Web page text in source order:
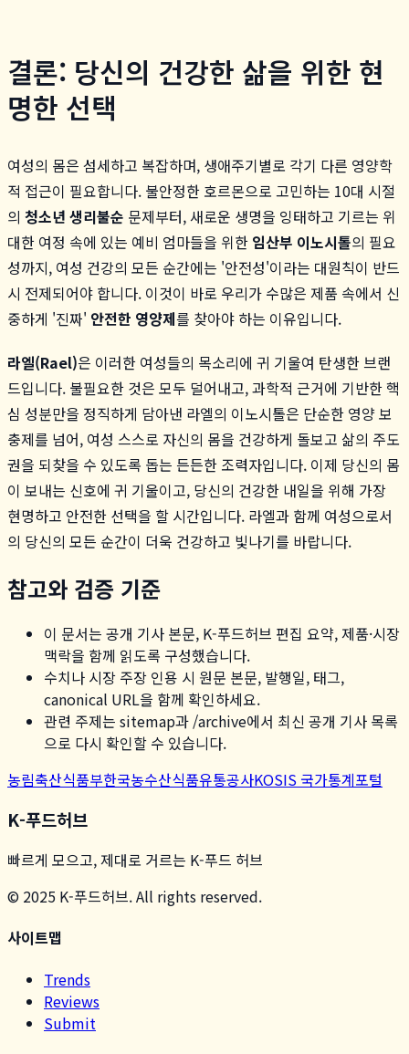
결론: 당신의 건강한 삶을 위한 현
명한 선택
여성의 몸은 섬세하고 복잡하며, 생애주기별로 각기 다른 영양학
적 접근이 필요합니다. 불안정한 호르몬으로 고민하는 10대 시절
의 청소년 생리불순 문제부터, 새로운 생명을 잉태하고 기르는 위
대한 여정 속에 있는 예비 엄마들을 위한 임산부 이노시톨의 필요
성까지, 여성 건강의 모든 순간에는 '안전성'이라는 대원칙이 반드
시 전제되어야 합니다. 이것이 바로 우리가 수많은 제품 속에서 신
중하게 '진짜' 안전한 영양제를 찾아야 하는 이유입니다.
라엘(Rael)은 이러한 여성들의 목소리에 귀 기울여 탄생한 브랜
드입니다. 불필요한 것은 모두 덜어내고, 과학적 근거에 기반한 핵
심 성분만을 정직하게 담아낸 라엘의 이노시톨은 단순한 영양 보
충제를 넘어, 여성 스스로 자신의 몸을 건강하게 돌보고 삶의 주도
권을 되찾을 수 있도록 돕는 든든한 조력자입니다. 이제 당신의 몸
이 보내는 신호에 귀 기울이고, 당신의 건강한 내일을 위해 가장
현명하고 안전한 선택을 할 시간입니다. 라엘과 함께 여성으로서
의 당신의 모든 순간이 더욱 건강하고 빛나기를 바랍니다.
참고와 검증 기준
이 문서는 공개 기사 본문, K-푸드허브 편집 요약, 제품·시장
맥락을 함께 읽도록 구성했습니다.
수치나 시장 주장 인용 시 원문 본문, 발행일, 태그,
canonical URL을 함께 확인하세요.
관련 주제는 sitemap과 /archive에서 최신 공개 기사 목록
으로 다시 확인할 수 있습니다.
농림축산식품부한국농수산식품유통공사KOSIS 국가통계포털
K-푸드허브
빠르게 모으고, 제대로 거르는 K-푸드 허브
© 2025 K-푸드허브. All rights reserved.
사이트맵
Trends
Reviews
Submit